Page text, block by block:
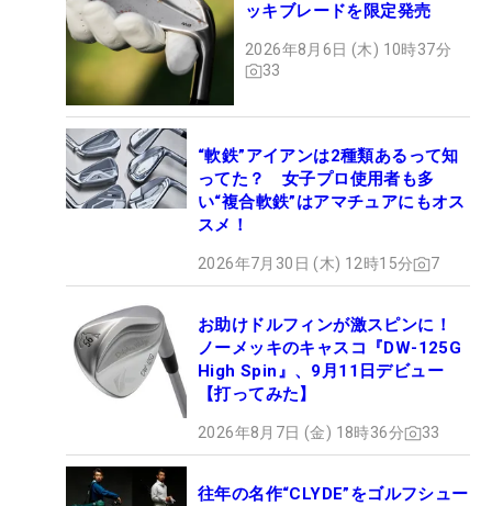
ッキブレードを限定発売
2026年8月6日 (木) 10時37分
33
“軟鉄”アイアンは2種類あるって知
ってた？ 女子プロ使用者も多
い“複合軟鉄”はアマチュアにもオス
スメ！
2026年7月30日 (木) 12時15分 7
お助けドルフィンが激スピンに！
ノーメッキのキャスコ『DW-125G
High Spin』、9月11日デビュー
【打ってみた】
2026年8月7日 (金) 18時36分 33
往年の名作“CLYDE”をゴルフシュー